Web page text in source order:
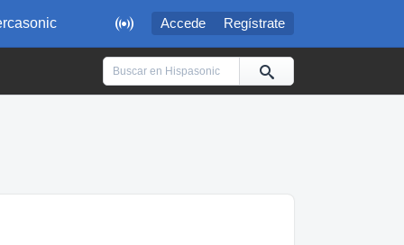
 Accede Regístrate